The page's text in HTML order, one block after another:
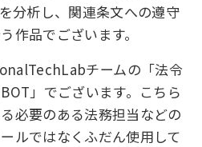
分析し、関連条文への遵守
作品でございます。
チームの「法令
」でございます。こちら
必要のある法務担当などの
ルではなくふだん使用して